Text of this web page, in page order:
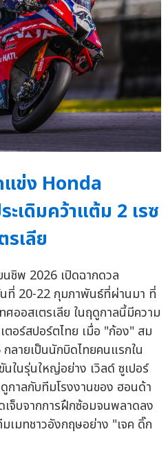
ข่ง Honda
ะเดิมคว้าแต้ม 2 เรซ
เลีย
นชิพ 2026 เปิดฉากดวล
นที่ 20-22 กุมภาพันธ์ที่ผ่านมา ที่
ออสเตรเลีย ในฤดูกาลนี้มีความ
ตอร์สปอร์ตไทย เมื่อ "ก้อง" สม
ลายเป็นนักบิดไทยคนแรกใน
ในรุ่นใหญ่อย่าง เวิลด์ ซูเปอร์
กาลกับทีมโรงงานของ ฮอนด้า
เจ็บจากการฝึกซ้อมจนพลาดลง
เมทชาวอังกฤษอย่าง "เจค ดิ๊ก